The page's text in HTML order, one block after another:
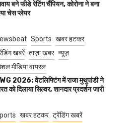
बने फीडे रेटिंग चैंपियन, कोरोना ने बना
चेस प्लेयर
Sports खबर हटकर
खबरें ताज़ा ख़बर न्यूज़
मीडिया वायरल
2026: वेटलिफ्टिंग में राजा मुथुपांडी ने
को दिलाया सिल्वर, शानदार प्रदर्शन जारी
खबर हटकर ट्रेंडिंग खबरें